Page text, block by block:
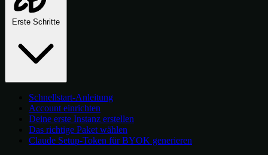
Erste Schritte
Schnellstart-Anleitung
Account einrichten
Deine erste Instanz erstellen
Das richtige Paket wählen
Claude Setup-Token für BYOK generieren